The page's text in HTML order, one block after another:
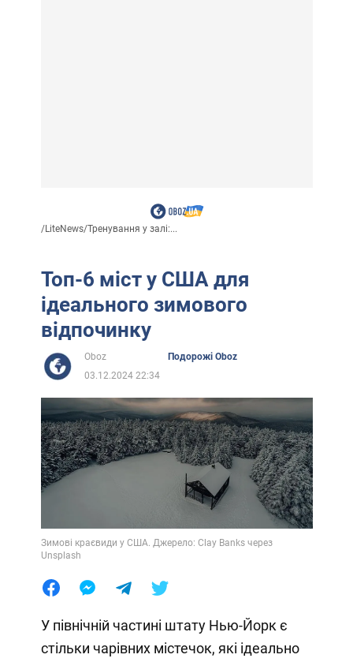
/LiteNews/Тренування у залі:...
Топ-6 міст у США для
ідеального зимового
відпочинку
Oboz
Подорожі Oboz
03.12.2024 22:34
Зимові краєвиди у США. Джерело: Clay Banks через
Unsplash
У північній частині штату Нью-Йорк є
стільки чарівних містечок, які ідеально